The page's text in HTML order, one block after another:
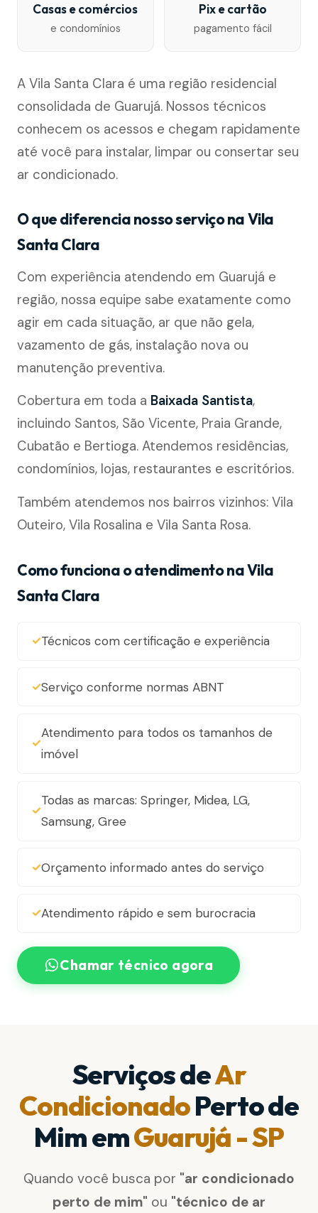
Casas e comércios
e condomínios
Pix e cartão
pagamento fácil
A Vila Santa Clara é uma região residencial
consolidada de Guarujá. Nossos técnicos
conhecem os acessos e chegam rapidamente
até você para instalar, limpar ou consertar seu
ar condicionado.
O que diferencia nosso serviço na Vila
Santa Clara
Com experiência atendendo em Guarujá e
região, nossa equipe sabe exatamente como
agir em cada situação, ar que não gela,
vazamento de gás, instalação nova ou
manutenção preventiva.
Cobertura em toda a Baixada Santista,
incluindo Santos, São Vicente, Praia Grande,
Cubatão e Bertioga. Atendemos residências,
condomínios, lojas, restaurantes e escritórios.
Também atendemos nos bairros vizinhos: Vila
Outeiro, Vila Rosalina e Vila Santa Rosa.
Como funciona o atendimento na Vila
Santa Clara
Técnicos com certificação e experiência
Serviço conforme normas ABNT
Atendimento para todos os tamanhos de
imóvel
Todas as marcas: Springer, Midea, LG,
Samsung, Gree
Orçamento informado antes do serviço
Atendimento rápido e sem burocracia
Chamar técnico agora
Serviços deAr
CondicionadoPerto de
Mim emGuarujá - SP
Quando você busca por "ar condicionado
perto de mim" ou "técnico de ar